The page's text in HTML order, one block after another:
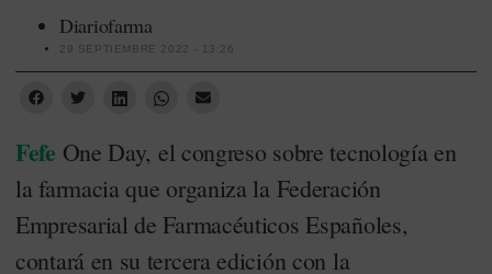
Diariofarma
29 SEPTIEMBRE 2022 - 13:26
Fefe One Day, el congreso sobre tecnología en
la farmacia que organiza la Federación
Empresarial de Farmacéuticos Españoles,
contará en su tercera edición con la